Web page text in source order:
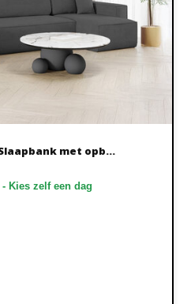
met opb...
Kies zelf een dag